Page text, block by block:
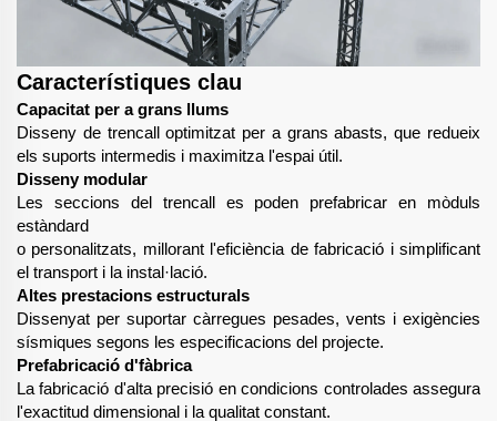
Característiques clau
Capacitat per a grans llums
Disseny de trencall optimitzat per a grans abasts, que redueix
els suports intermedis i maximitza l'espai útil.
Disseny modular
Les seccions del trencall es poden prefabricar en mòduls
estàndard
o personalitzats, millorant l'eficiència de fabricació i simplificant
el transport i la instal·lació.
Altes prestacions estructurals
Dissenyat per suportar càrregues pesades, vents i exigències
sísmiques segons les especificacions del projecte.
Prefabricació d'fàbrica
La fabricació d'alta precisió en condicions controlades assegura
l'exactitud dimensional i la qualitat constant.